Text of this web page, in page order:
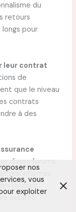
du
retours
pour
leur contrat
de
que le niveau
contrats
à des
divers forums
plateformes
retours
assurés.
nos
vous
exploiter